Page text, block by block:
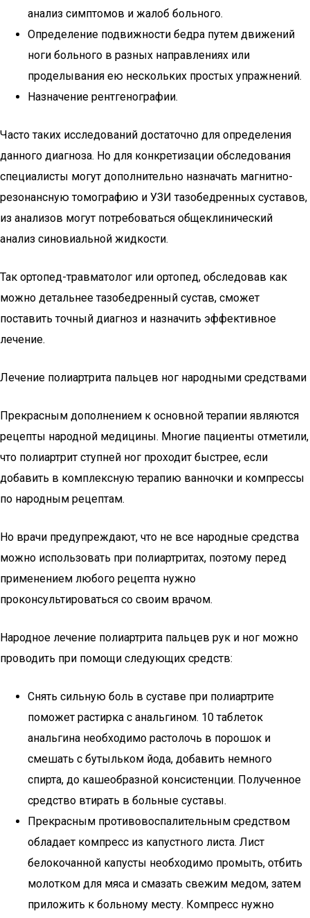
анализ симптомов и жалоб больного.
Определение подвижности бедра путем движений
ноги больного в разных направлениях или
проделывания ею нескольких простых упражнений.
Назначение рентгенографии.
Часто таких исследований достаточно для определения
данного диагноза. Но для конкретизации обследования
специалисты могут дополнительно назначать магнитно-
резонансную томографию и УЗИ тазобедренных суставов,
из анализов могут потребоваться общеклинический
анализ синовиальной жидкости.
Так ортопед-травматолог или ортопед, обследовав как
можно детальнее тазобедренный сустав, сможет
поставить точный диагноз и назначить эффективное
лечение.
Лечение полиартрита пальцев ног народными средствами
Прекрасным дополнением к основной терапии являются
рецепты народной медицины. Многие пациенты отметили,
что полиартрит ступней ног проходит быстрее, если
добавить в комплексную терапию ванночки и компрессы
по народным рецептам.
Но врачи предупреждают, что не все народные средства
можно использовать при полиартритах, поэтому перед
применением любого рецепта нужно
проконсультироваться со своим врачом.
Народное лечение полиартрита пальцев рук и ног можно
проводить при помощи следующих средств:
Снять сильную боль в суставе при полиартрите
поможет растирка с анальгином. 10 таблеток
анальгина необходимо растолочь в порошок и
смешать с бутыльком йода, добавить немного
спирта, до кашеобразной консистенции. Полученное
средство втирать в больные суставы.
Прекрасным противовоспалительным средством
обладает компресс из капустного листа. Лист
белокочанной капусты необходимо промыть, отбить
молотком для мяса и смазать свежим медом, затем
приложить к больному месту. Компресс нужно